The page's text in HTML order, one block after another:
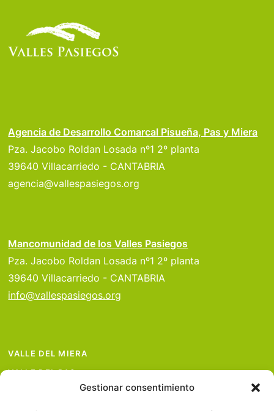
Gestionar consentimiento
Agencia de Desarrollo Comarcal Pisueña, Pas y Miera
Pza. Jacobo Roldan Losada nº1 2º planta
39640 Villacarriedo - CANTABRIA
agencia@vallespasiegos.org
Mancomunidad de los Valles Pasiegos
Pza. Jacobo Roldan Losada nº1 2º planta
39640 Villacarriedo - CANTABRIA
info@vallespasiegos.org
VALLE DEL MIERA
VALLE DEL PAS
VALLE DEL PISUEÑA